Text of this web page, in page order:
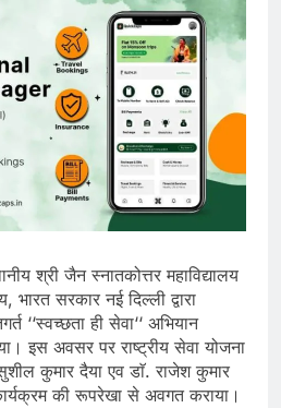
श्री जैन स्नातकोत्तर महाविद्यालय
सरकार नई दिल्ली द्वारा
‘‘स्वच्छता ही सेवा‘‘ अभियान
इस अवसर पर राष्ट्रीय सेवा योजना
कुमार दैया एव डाॅ. राजेश कुमार
की रूपरेखा से अवगत कराया।